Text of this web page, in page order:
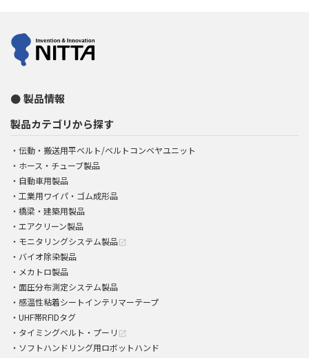
製品情報
製品カテゴリから探す
伝動・搬送用平ベルト/ベルトコンベヤユニット
ホース・チューブ製品
自動車用製品
工業用ワイパ・ゴム成形品
橋梁・建築用製品
エアクリーン製品
モニタリングシステム製品open_in_new
バイオ除染製品
メカトロ製品
面圧分布測定システム製品
感温性粘着シートインテリマーテープ
UHF帯RFIDタグ
タイミングベルト・プーリ open_in_new
ソフトハンドリング用ロボットハンド